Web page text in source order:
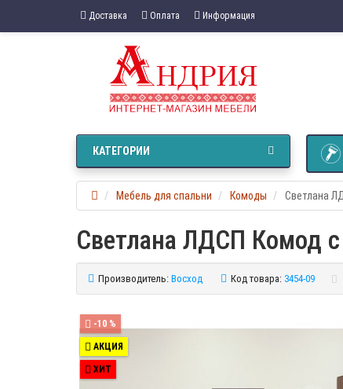
Доставка Оплата Информация
КАТЕГОРИИ
Мебель для спальни Комоды Светлана
Светлана ЛДСП Комод
Производитель: Восход Код товара: 3454-09
-10 %
АКЦИЯ
ХИТ